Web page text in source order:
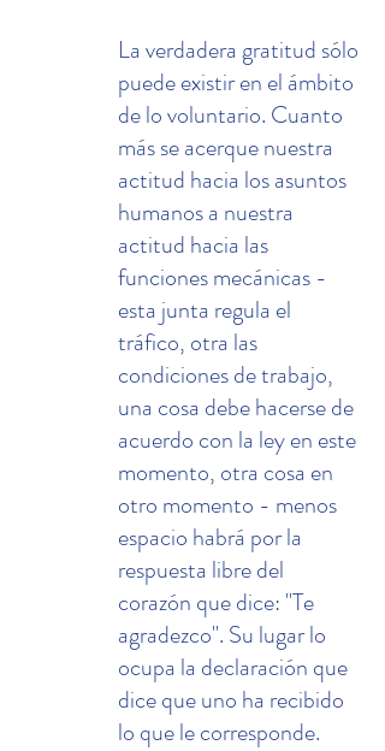
La verdadera gratitud sólo
puede existir en el ámbito
de lo voluntario. Cuanto
más se acerque nuestra
actitud hacia los asuntos
humanos a nuestra
actitud hacia las
funciones mecánicas -
esta junta regula el
tráfico, otra las
condiciones de trabajo,
una cosa debe hacerse de
acuerdo con la ley en este
momento, otra cosa en
otro momento - menos
espacio habrá por la
respuesta libre del
corazón que dice: "Te
agradezco". Su lugar lo
ocupa la declaración que
dice que uno ha recibido
lo que le corresponde.